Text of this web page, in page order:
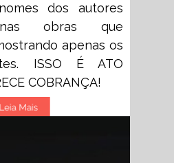
dos autores
nas obras que
apenas os
ISSO É ATO
COBRANÇA!